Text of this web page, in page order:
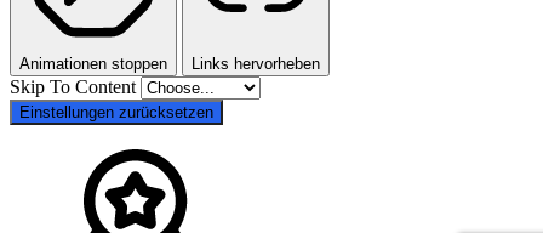
Animationen stoppen Links hervorheben
Skip To Content
Einstellungen zurücksetzen